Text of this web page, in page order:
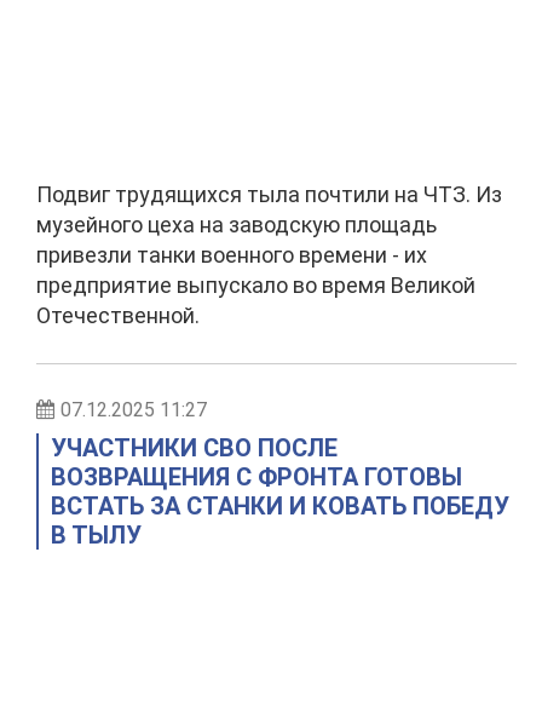
Подвиг трудящихся тыла почтили на ЧТЗ. Из
музейного цеха на заводскую площадь
привезли танки военного времени - их
предприятие выпускало во время Великой
Отечественной.
07.12.2025 11:27
УЧАСТНИКИ СВО ПОСЛЕ
ВОЗВРАЩЕНИЯ С ФРОНТА ГОТОВЫ
ВСТАТЬ ЗА СТАНКИ И КОВАТЬ ПОБЕДУ
В ТЫЛУ